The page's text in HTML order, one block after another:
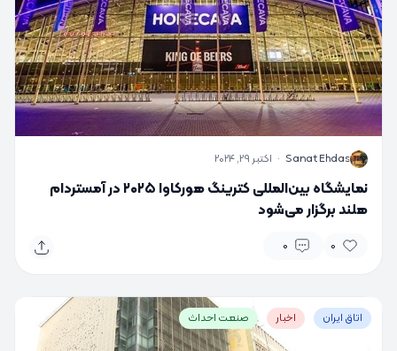
S
Sanat Ehdas
· اکتبر 29, 2024
نمایشگاه بین‌المللی کترینگ هورکاوا ۲۰۲۵ در آمستردام
هلند برگزار می‌شود
0
0
اتاق ایران اخبار صنعت احداث